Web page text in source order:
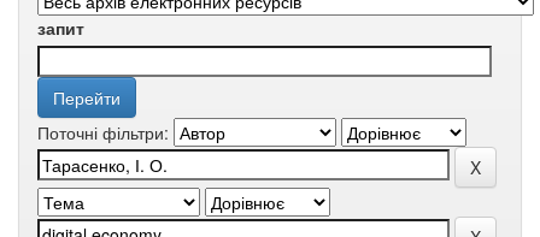
запит
Поточні фільтри: